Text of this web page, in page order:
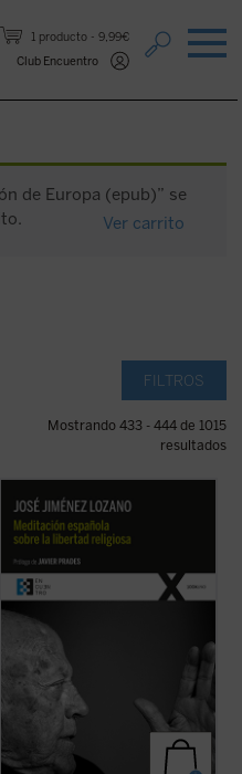
1 producto
9,99€
Club Encuentro
de Europa (epub)” se
Ver carrito
FILTROS
Mostrando 433 - 444 de 1015
resultados
Sirva la reedición de esta primera obra de
Jiménez Lozano como pequeño homenaje
a su figura. Tal y como señala D. Javier
Prades, prologuista de esta nueva edición,
una especie de pequeña ...